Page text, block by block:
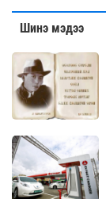
Шинэ мэдээ